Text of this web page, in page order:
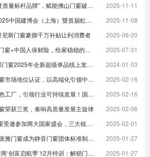
标杆品牌”，赋能佛山门窗破卷立新
2025-11-11
博会（上海）暨首届虹桥设计周顺利收官！
2025-11-08
斯门窗豪掷千万补贴让利消费者
2025-06-20
×中国人保财险，给家稳稳的安全感
2025-07-31
年全新超级单品线上发布圆满成功
2024-01-03
认证，以高端化引领中国门窗新未来| 倒计时
2025-02-16
，引领行业可持续发展！国家级荣誉 1！
2025-02-16
荣获三奖，奏响高质量发展主旋律
2025-02-06
两大国家盛会，三大核心优势驱动企业发展
2025-02-01
门窗成为静音门窗团体标准制定者
2025-01-27
月特训：解锁门窗界新航海图，共铸辉煌未来篇章
2025-01-27